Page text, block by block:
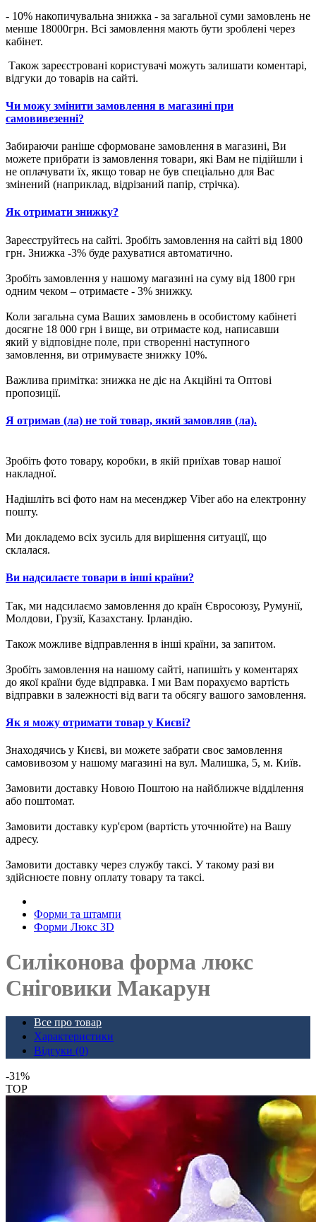
- 10% накопичувальна знижка - за загальної суми замовлень не
менше 18000грн. Всі замовлення мають бути зроблені через
кабінет.
Також зареєстровані користувачі можуть залишати коментарі,
відгуки до товарів на сайті.
Чи можу змінити замовлення в магазині при
самовивезенні?
Забираючи раніше сформоване замовлення в магазині, Ви
можете прибрати із замовлення товари, які Вам не підійшли і
не оплачувати їх, якщо товар не був спеціально для Вас
змінений (наприклад, відрізаний папір, стрічка).
Як отримати знижку?
Зареєструйтесь на сайті. Зробіть замовлення на сайті від 1800
грн. Знижка -3% буде рахуватися автоматично.
Зробіть замовлення у нашому магазині на суму від 1800 грн
одним чеком – отримаєте - 3% знижку.
Коли загальна сума Ваших замовлень в особистому кабінеті
досягне 18 000 грн і вище, ви отримаєте код, написавши
який у відповідне поле, при створенні наступного
замовлення, ви отримуваєте знижку 10%.
Важлива примітка: знижка не діє на Акційні та Оптові
пропозиції.
Я отримав (ла) не той товар, який замовляв (ла).
Зробіть фото товару, коробки, в якій приїхав товар нашої
накладної.
Надішліть всі фото нам на месенджер Viber або на електронну
пошту.
Ми докладемо всіх зусиль для вирішення ситуації, що
склалася.
Ви надсилаєте товари в інші країни?
Так, ми надсилаємо замовлення до країн Євросоюзу, Румунії,
Молдови, Грузії, Казахстану. Ірландію.
Також можливе відправлення в інші країни, за запитом.
Зробіть замовлення на нашому сайті, напишіть у коментарях
до якої країни буде відправка. І ми Вам порахуємо вартість
відправки в залежності від ваги та обсягу вашого замовлення.
Як я можу отримати товар у Києві?
Знаходячись у Києві, ви можете забрати своє замовлення
самовивозом у нашому магазині на вул. Малишка, 5, м. Київ.
Замовити доставку Новою Поштою на найближче відділення
або поштомат.
Замовити доставку кур'єром (вартість уточнюйте) на Вашу
адресу.
Замовити доставку через службу таксі. У такому разі ви
здійснюєте повну оплату товару та таксі.
Форми та штампи
Форми Люкс 3D
Силіконова форма люкс
Сніговики Макарун
Все про товар
Характеристики
Відгуки (0)
-31%
TOP